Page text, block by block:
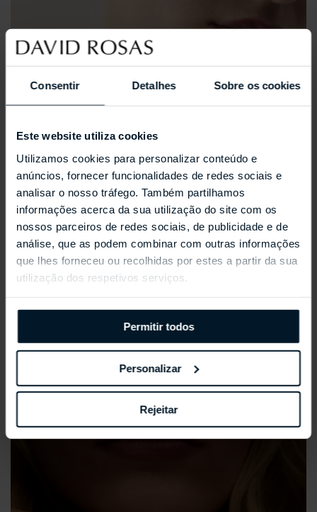
Consentir Detalhes Sobre os cookies
Este website utiliza cookies
Utilizamos cookies para personalizar conteúdo e
anúncios, fornecer funcionalidades de redes sociais e
analisar o nosso tráfego. Também partilhamos
informações acerca da sua utilização do site com os
nossos parceiros de redes sociais, de publicidade e de
análise, que as podem combinar com outras informações
que lhes forneceu ou recolhidas por estes a partir da sua
utilização dos respetivos serviços.
Permitir todos
Personalizar
Rejeitar
REPOSSI ANTIFER